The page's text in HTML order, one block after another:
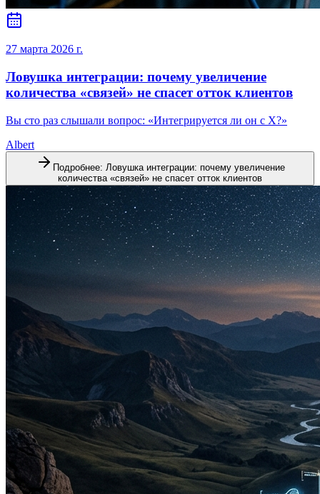
27 марта 2026 г.
Ловушка интеграции: почему увеличение
количества «связей» не спасет отток клиентов
Вы сто раз слышали вопрос: «Интегрируется ли он с X?»
Albert
Подробнее: Ловушка интеграции: почему увеличение
количества «связей» не спасет отток клиентов